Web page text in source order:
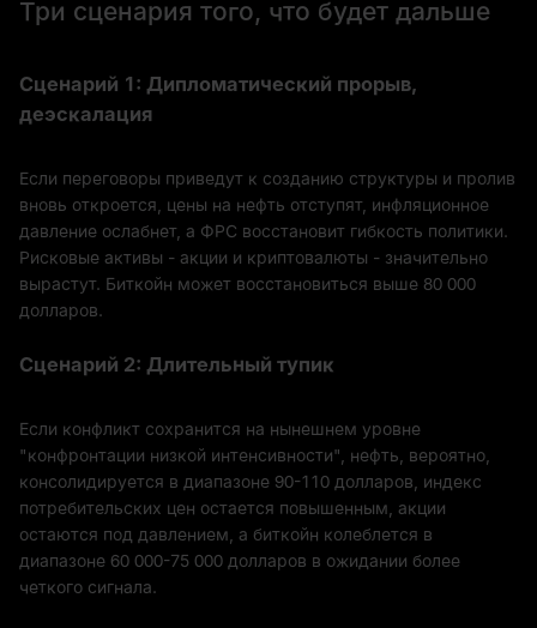
Три сценария того, что будет дальше
Сценарий 1: Дипломатический прорыв,
деэскалация
Если переговоры приведут к созданию структуры и пролив
вновь откроется, цены на нефть отступят, инфляционное
давление ослабнет, а ФРС восстановит гибкость политики.
Рисковые активы - акции и криптовалюты - значительно
вырастут. Биткойн может восстановиться выше 80 000
долларов.
Сценарий 2: Длительный тупик
Если конфликт сохранится на нынешнем уровне
"конфронтации низкой интенсивности", нефть, вероятно,
консолидируется в диапазоне 90-110 долларов, индекс
потребительских цен остается повышенным, акции
остаются под давлением, а биткойн колеблется в
диапазоне 60 000-75 000 долларов в ожидании более
четкого сигнала.